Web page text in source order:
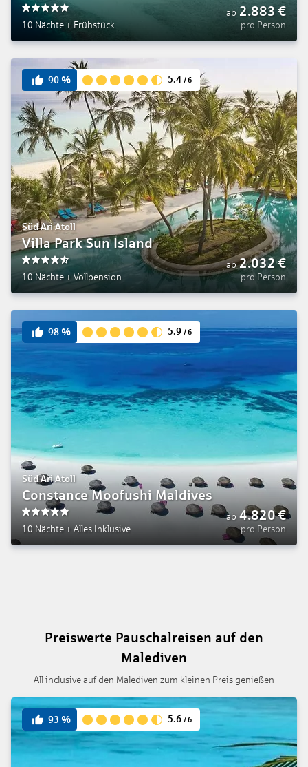
10 Nächte + Frühstück
ab 2.883 €
pro Person
90% 5.4 /6
Süd Ari Atoll
Villa Park Sun Island
10 Nächte + Vollpension
ab 2.032€
pro Person
98% 5.9 /6
Süd Ari Atoll
Constance Moofushi Maldives
10 Nächte + Alles Inklusive
ab 4.820€
pro Person
Preiswerte Pauschalreisen auf den
Malediven
All inclusive auf den Malediven zum kleinen Preis genießen
93 % 5.6 /6